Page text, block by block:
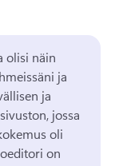
olisi näin
ja
ja
jossa
oli
on